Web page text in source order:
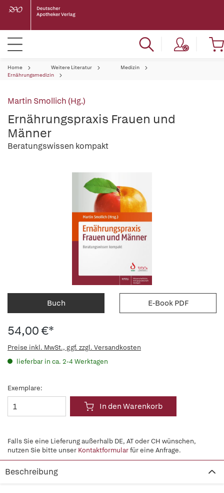
Home Weitere Literatur
Medizin
Ernährungsmedizin
Martin Smollich (Hg.)
Ernährungspraxis Frauen und
Männer
Beratungswissen kompakt
Buch E-Book PDF
54,00 €*
Preise inkl. MwSt., ggf. zzgl. Versandkosten
lieferbar in ca. 2-4 Werktagen
Exemplare:
In den Warenkorb
Falls Sie eine Lieferung außerhalb DE, AT oder CH wünschen,
nutzen Sie bitte unser Kontaktformularfür eine Anfrage.
Beschreibung